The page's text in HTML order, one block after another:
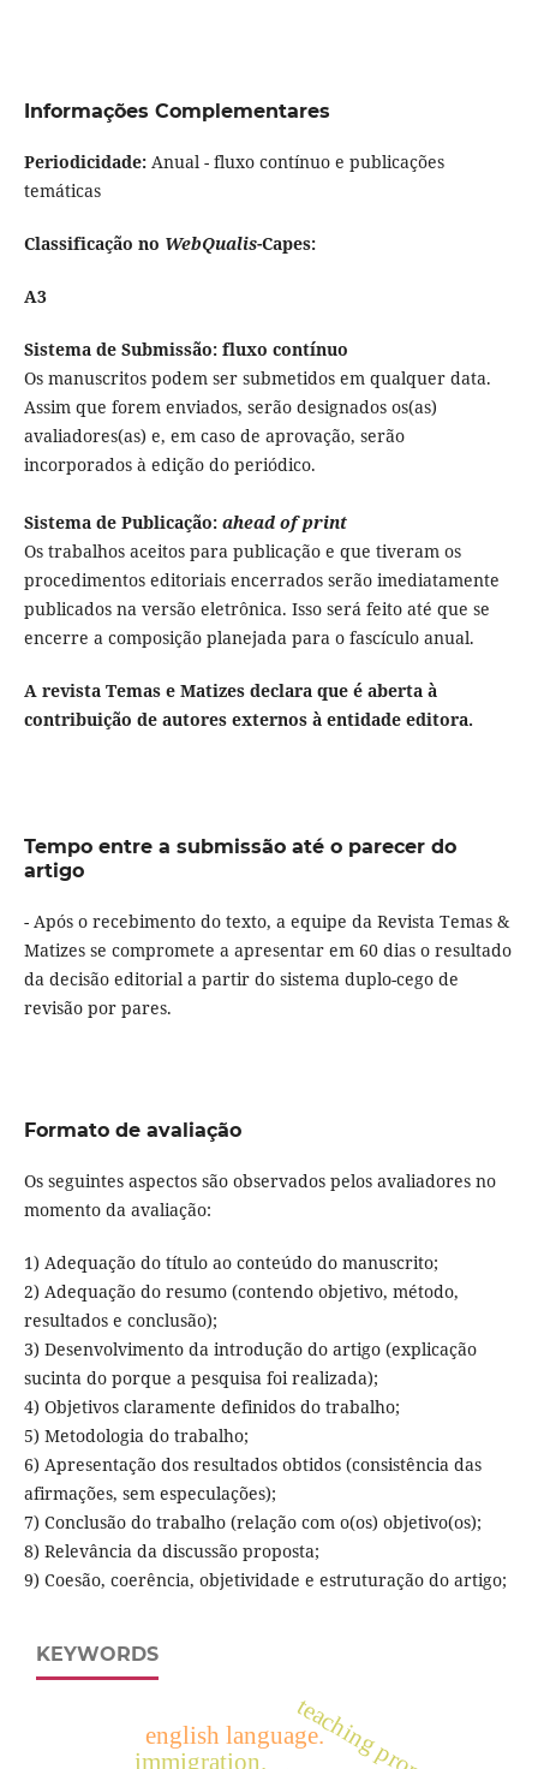
Informações Complementares
Periodicidade: Anual - fluxo contínuo e publicações
temáticas
Classificação no WebQualis-Capes:
A3
Sistema de Submissão: fluxo contínuo
Os manuscritos podem ser submetidos em qualquer data.
Assim que forem enviados, serão designados os(as)
avaliadores(as) e, em caso de aprovação, serão
incorporados à edição do periódico.
Sistema de Publicação: ahead of print
Os trabalhos aceitos para publicação e que tiveram os
procedimentos editoriais encerrados serão imediatamente
publicados na versão eletrônica. Isso será feito até que se
encerre a composição planejada para o fascículo anual.
A revista Temas e Matizes declara que é aberta à
contribuição de autores externos à entidade editora.
Tempo entre a submissão até o parecer do
artigo
- Após o recebimento do texto, a equipe da Revista Temas &
Matizes se compromete a apresentar em 60 dias o resultado
da decisão editorial a partir do sistema duplo-cego de
revisão por pares.
Formato de avaliação
Os seguintes aspectos são observados pelos avaliadores no
momento da avaliação:
1) Adequação do título ao conteúdo do manuscrito;
2) Adequação do resumo (contendo objetivo, método,
resultados e conclusão);
3) Desenvolvimento da introdução do artigo (explicação
sucinta do porque a pesquisa foi realizada);
4) Objetivos claramente definidos do trabalho;
5) Metodologia do trabalho;
6) Apresentação dos resultados obtidos (consistência das
afirmações, sem especulações);
7) Conclusão do trabalho (relação com o(os) objetivo(os);
8) Relevância da discussão proposta;
9) Coesão, coerência, objetividade e estruturação do artigo;
KEYWORDS
immigration.
english language.